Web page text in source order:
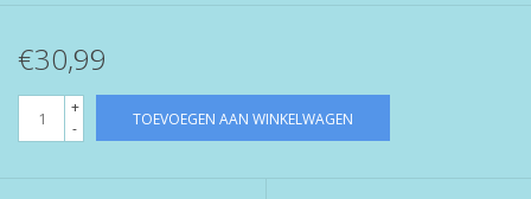
€30,99
+
-
TOEVOEGEN AAN WINKELWAGEN